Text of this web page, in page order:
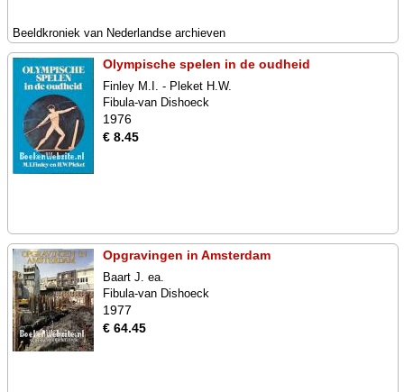
Beeldkroniek van Nederlandse archieven
Olympische spelen in de oudheid
Finley M.I. - Pleket H.W.
Fibula-van Dishoeck
1976
€ 8.45
Opgravingen in Amsterdam
Baart J. ea.
Fibula-van Dishoeck
1977
€ 64.45